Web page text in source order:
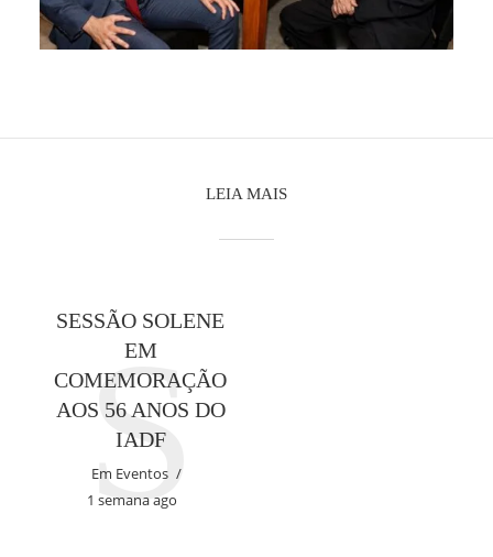
LEIA MAIS
SESSÃO SOLENE
EM
COMEMORAÇÃO
AOS 56 ANOS DO
IADF
Em Eventos
1 semana ago
S